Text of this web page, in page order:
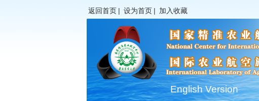
返回首页 | 设为首页 | 加入收藏
English Version